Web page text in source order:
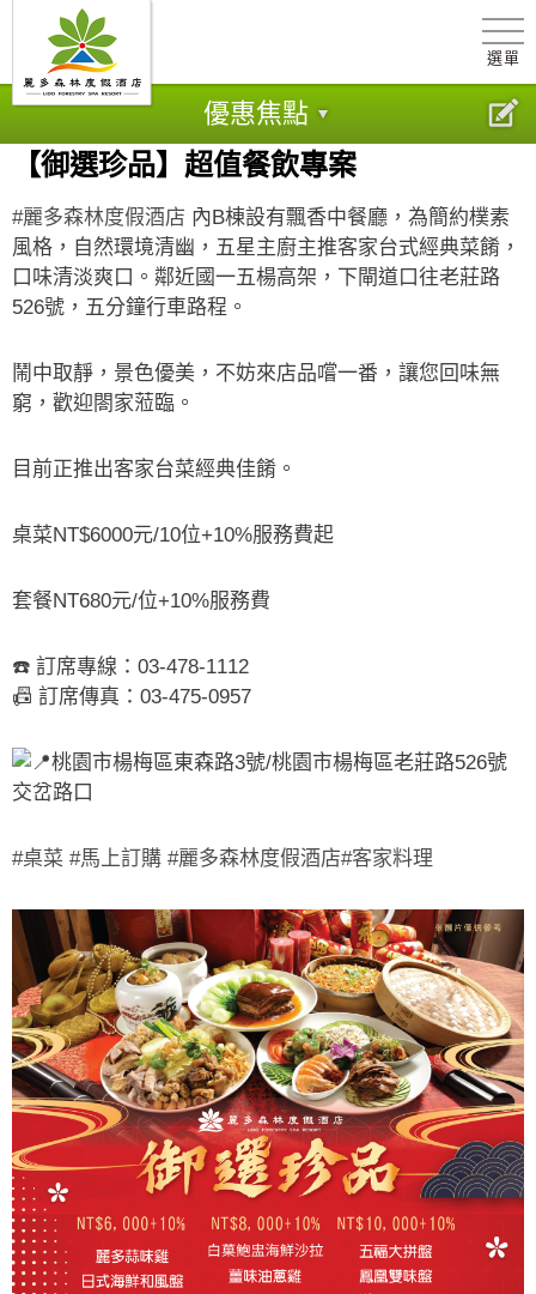
選單
優惠焦點
【御選珍品】超值餐飲專案
#麗多森林度假酒店 內B棟設有飄香中餐廳，為簡約樸素
風格，自然環境清幽，五星主廚主推客家台式經典菜餚，
口味清淡爽口。鄰近國一五楊高架，下閘道口往老莊路
526號，五分鐘行車路程。
鬧中取靜，景色優美，不妨來店品嚐一番，讓您回味無
窮，歡迎閤家蒞臨。
目前正推出客家台菜經典佳餚。
桌菜NT$6000元/10位+10%服務費起
套餐NT680元/位+10%服務費
☎️ 訂席專線：03-478-1112
📠 訂席傳真：03-475-0957
桃園市楊梅區東森路3號/桃園市楊梅區老莊路526號
交岔路口
#桌菜 #馬上訂購 #麗多森林度假酒店#客家料理